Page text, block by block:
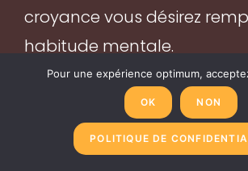
croyance vous désirez
habitude mentale.
Dans cette rencontre avec
même et cette
travail avec les affirmations
Pour une expérience optimum,
OK NON
POLITIQUE DE